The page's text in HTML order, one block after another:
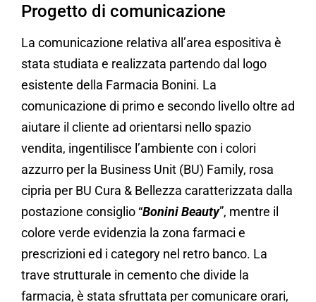
Progetto di comunicazione
La comunicazione relativa all’area espositiva è
stata studiata e realizzata partendo dal logo
esistente della Farmacia Bonini. La
comunicazione di primo e secondo livello oltre ad
aiutare il cliente ad orientarsi nello spazio
vendita, ingentilisce l’ambiente con i colori
azzurro per la Business Unit (BU) Family, rosa
cipria per BU Cura & Bellezza caratterizzata dalla
postazione consiglio “Bonini Beauty”, mentre il
colore verde evidenzia la zona farmaci e
prescrizioni ed i category nel retro banco. La
trave strutturale in cemento che divide la
farmacia, è stata sfruttata per comunicare orari,